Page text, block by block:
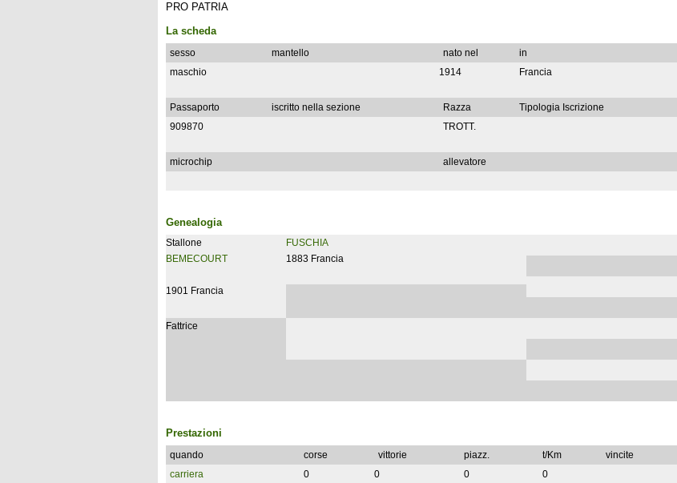
PRO PATRIA
La scheda
sesso mantello nato nel
in
maschio
1914 Francia
Passaporto iscritto nella sezione Razza
Tipologia Iscrizione
909870
TROTT.
microchip allevatore
Genealogia
Stallone
BEMECOURT
1901 Francia
FUSCHIA
1883 Francia
Fattrice
Prestazioni
quando corse vittorie piazz. t/Km
vincite
carriera
0 0 0 0